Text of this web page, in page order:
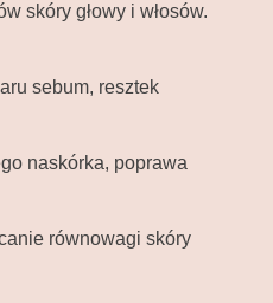
skóry głowy i włosów.
sebum, resztek
naskórka, poprawa
równowagi skóry